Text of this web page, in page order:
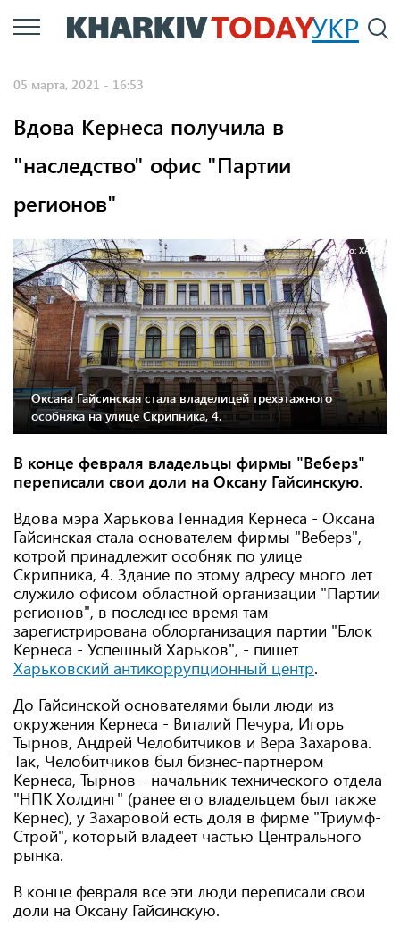
Перейти
к
УКР
05 марта, 2021 - 16:53
Вдова Кернеса получила в
"наследство" офис "Партии
регионов"
Фото: ХАЦ
Оксана Гайсинская стала владелицей трехэтажного
особняка на улице Скрипника, 4.
В конце февраля владельцы фирмы "Веберз"
переписали свои доли на Оксану Гайсинскую.
Вдова мэра Харькова Геннадия Кернеса - Оксана
Гайсинская стала основателем фирмы "Веберз",
котрой принадлежит особняк по улице
Скрипника, 4. Здание по этому адресу много лет
служило офисом областной организации "Партии
регионов", в последнее время там
зарегистрирована облорганизация партии "Блок
Кернеса - Успешный Харьков", - пишет
Харьковский антикоррупционный центр.
До Гайсинской основателями были люди из
окружения Кернеса - Виталий Печура, Игорь
Тырнов, Андрей Челобитчиков и Вера Захарова.
Так, Челобитчиков был бизнес-партнером
Кернеса, Тырнов - начальник технического отдела
"НПК Холдинг" (ранее его владельцем был также
Кернес), у Захаровой есть доля в фирме "Триумф-
Строй", который владеет частью Центрального
рынка.
В конце февраля все эти люди переписали свои
доли на Оксану Гайсинскую.